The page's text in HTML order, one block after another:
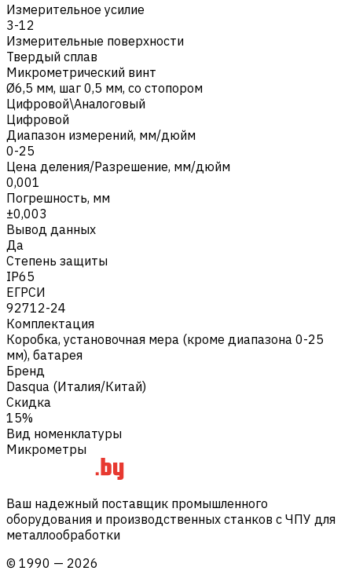
Измерительное усилие
3-12
Измерительные поверхности
Твердый сплав
Микрометрический винт
Ø6,5 мм, шаг 0,5 мм, со стопором
Цифровой\Аналоговый
Цифровой
Диапазон измерений, мм/дюйм
0-25
Цена деления/Разрешение, мм/дюйм
0,001
Погрешность, мм
±0,003
Вывод данных
Да
Степень защиты
IP65
ЕГРСИ
92712-24
Комплектация
Коробка, установочная мера (кроме диапазона 0-25
мм), батарея
Бренд
Dasqua (Италия/Китай)
Скидка
15%
Вид номенклатуры
Микрометры
Ваш надежный поставщик промышленного
оборудования и производственных станков с ЧПУ для
металлообработки
© 1990 — 2026